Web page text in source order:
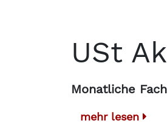
USt
Monatliche
mehr lesen